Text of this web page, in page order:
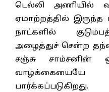
டெல்லி அணியில்
ஏமாற்றத்தில் இருந்த
நாட்களில்
அழைத்துச் சென்ற
சஞ்சு சாம்சனின்
பார்க்கப்படுகிறது.